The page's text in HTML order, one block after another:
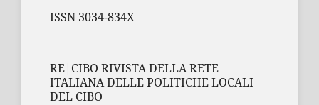
ISSN 3034-834X
RE|CIBO RIVISTA DELLA RETE
ITALIANA DELLE POLITICHE LOCALI
DEL CIBO